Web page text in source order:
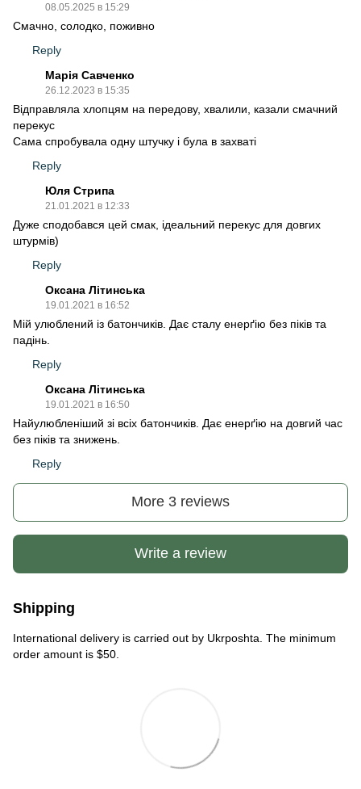
08.05.2025 в 15:29
Смачно, солодко, поживно
Reply
Марія Савченко
26.12.2023 в 15:35
Відправляла хлопцям на передову, хвалили, казали смачний
перекус
Сама спробувала одну штучку і була в захваті
Reply
Юля Стрипа
21.01.2021 в 12:33
Дуже сподобався цей смак, ідеальний перекус для довгих
штурмів)
Reply
Оксана Літинська
19.01.2021 в 16:52
Мій улюблений із батончиків. Дає сталу енерґію без піків та
падінь.
Reply
Оксана Літинська
19.01.2021 в 16:50
Найулюбленіший зі всіх батончиків. Дає енерґію на довгий час
без піків та знижень.
Reply
More 3 reviews
Write a review
Shipping
International delivery is carried out by Ukrposhta. The minimum
order amount is $50.